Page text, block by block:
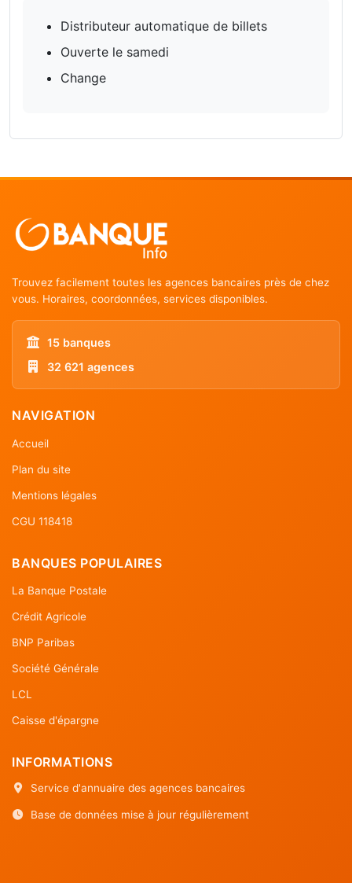
Distributeur automatique de billets
Ouverte le samedi
Change
Trouvez facilement toutes les agences bancaires près de chez
vous. Horaires, coordonnées, services disponibles.
15 banques
32 621 agences
NAVIGATION
Accueil
Plan du site
Mentions légales
CGU 118418
BANQUES POPULAIRES
La Banque Postale
Crédit Agricole
BNP Paribas
Société Générale
LCL
Caisse d'épargne
INFORMATIONS
Service d'annuaire des agences bancaires
Base de données mise à jour régulièrement